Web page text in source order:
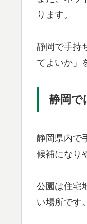
ります。
静岡で手持
てよいか」
静岡で
静岡県内で
候補になり
公園は住宅
い場所です。